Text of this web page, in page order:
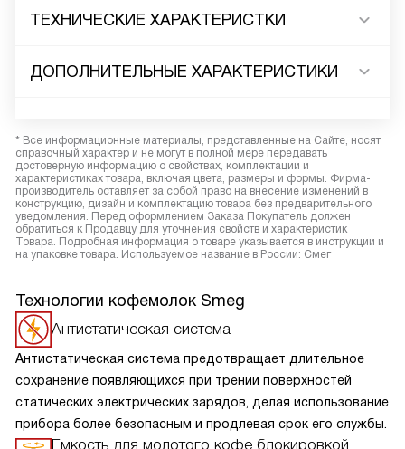
ТЕХНИЧЕСКИЕ ХАРАКТЕРИСТКИ
ДОПОЛНИТЕЛЬНЫЕ ХАРАКТЕРИСТИКИ
* Все информационные материалы, представленные на Сайте, носят
справочный характер и не могут в полной мере передавать
достоверную информацию о свойствах, комплектации и
характеристиках товара, включая цвета, размеры и формы. Фирма-
производитель оставляет за собой право на внесение изменений в
конструкцию, дизайн и комплектацию товара без предварительного
уведомления. Перед оформлением Заказа Покупатель должен
обратиться к Продавцу для уточнения свойств и характеристик
Товара. Подробная информация о товаре указывается в инструкции и
на упаковке товара. Используемое название в России: Смег
Технологии кофемолок Smeg
Антистатическая система
Антистатическая система предотвращает длительное
сохранение появляющихся при трении поверхностей
статических электрических зарядов, делая использование
прибора более безопасным и продлевая срок его службы.
Емкость для молотого кофе блокировкой